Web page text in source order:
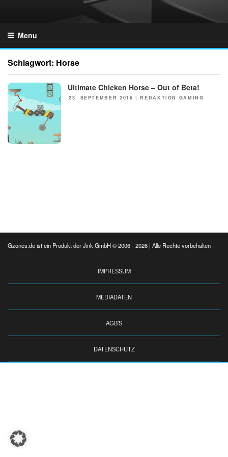
Menu
Schlagwort: Horse
NEWS Ultimate Chicken Horse – Out of Beta!
POSTED
23. SEPTEMBER 2016 |REDAKTION GAMING
Gzones.de ist ein Produkt der Jink GmbH © 2006 - 2026 | Alle Rechte vorbehalten
IMPRESSUM
MEDIADATEN
AGB’S
DATENSCHUTZ